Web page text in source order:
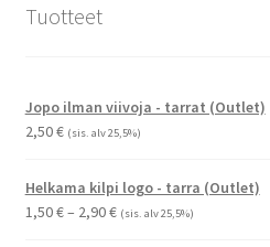
Tuotteet
Jopo ilman viivoja - tarrat (Outlet)
2,50€ (sis. alv 25,5%)
Helkama kilpi logo - tarra (Outlet)
1,50€– 2,90€Hintaluokka:
(sis. alv 25,5%)